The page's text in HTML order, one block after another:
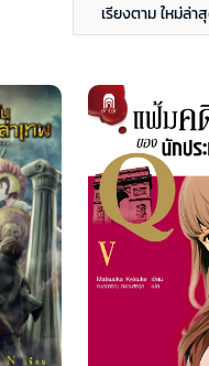
เรียงตาม ใหม่ล่า